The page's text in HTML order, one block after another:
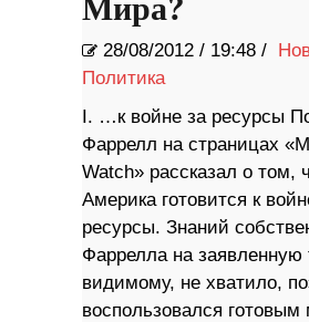
Мира?
28/08/2012 / 19:48 /
Политика
I. …к войне за ресурсы
Фаррелл на страницах
Watch» рассказал о том,
Америка готовится к
ресурсы. Знаний
Фаррелла на заявленную
видимому, не хватило,
воспользовался